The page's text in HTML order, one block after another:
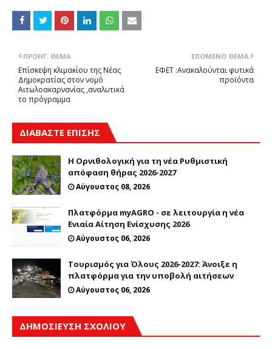
ΕΠΌΜΕΝΟ ΘΈΜΑ
ΕΦΕΤ :Aνακαλούνται φυτικά
προϊόντα
ΠΡΟΗΓ. ΘΈΜΑ
Επίσκεψη κλιμακίου της Νέας
Δημοκρατίας στον νομό
Αιτωλοακαρνανίας ,αναλυτικά
το πρόγραμμα
ΔΙΑΒΑΣΤΕ ΕΠΙΣΗΣ
Η Ορνιθολογική για τη νέα Ρυθμιστική
απόφαση θήρας 2026-2027
Αύγουστος 08, 2026
Πλατφόρμα myAGRO - σε λειτουργία η νέα
Ενιαία Αίτηση Ενίσχυσης 2026
Αύγουστος 06, 2026
Τουρισμός για Όλους 2026-2027: Άνοιξε η
πλατφόρμα για την υποβολή αιτήσεων
Αύγουστος 06, 2026
ΔΗΜΟΣΊΕΥΣΗ ΣΧΟΛΊΟΥ